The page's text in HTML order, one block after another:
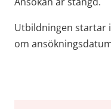
Utbildningen startar
om